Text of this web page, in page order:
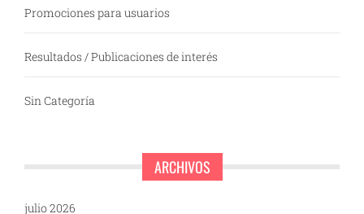
Promociones para usuarios
Resultados / Publicaciones de interés
Sin Categoría
ARCHIVOS
julio 2026